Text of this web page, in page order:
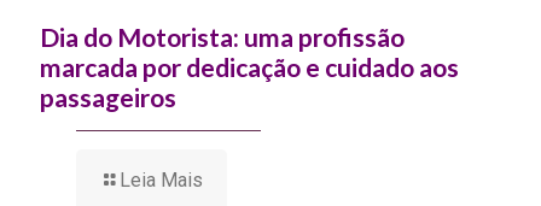
Dia do Motorista: uma profissão
marcada por dedicação e cuidado aos
passageiros
Leia Mais